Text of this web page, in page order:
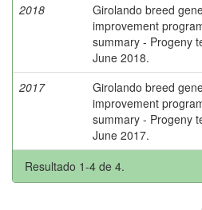
2018
Girolando breed
improvement
summary - Progeny
June 2018.
2017
Girolando breed
improvement
summary - Progeny
June 2017.
Resultado 1-4 de 4.